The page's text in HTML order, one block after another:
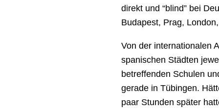
direkt und “blind” bei
Budapest, Prag,
Von der internationalen
spanischen Städten
betreffenden Schulen
gerade in Tübingen.
paar Stunden später